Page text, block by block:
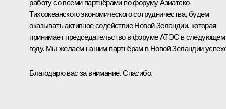
работу со всеми партнёрами по форуму Азиатско-
Тихоокеанского экономического сотрудничества, будем
оказывать активное содействие Новой Зеландии, которая
принимает председательство в форуме АТЭС в следующем
году. Мы желаем нашим партнёрам в Новой Зеландии
Благодарю вас за внимание. Спасибо.